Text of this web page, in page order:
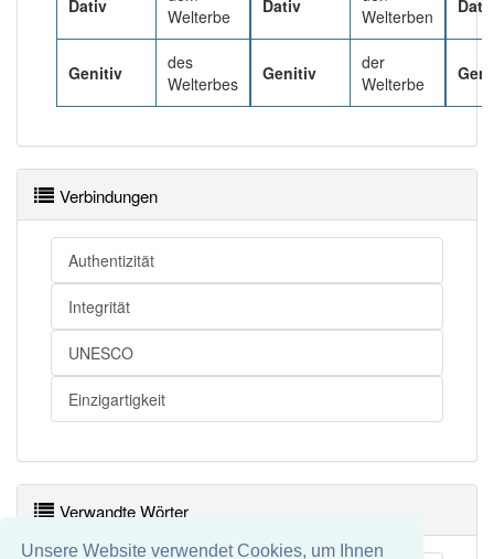
Unsere Website verwendet Cookies, um Ihnen
Dativ
Welterbe
Genitiv
des
Welterbes
Dativ
Welterben
Genitiv
der
Welterbe
Verbindungen
Authentizität
Integrität
UNESCO
Einzigartigkeit
Verwandte Wörter